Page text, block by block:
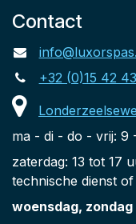
Contact
+32 (0)15 42
ma - di - do - vrij: 9
zaterdag: 13 tot 17
technische dienst
woensdag,